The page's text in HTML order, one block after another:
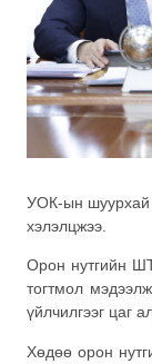
УОК-ын шуурхай
хэлэлцжээ.
Орон нутгийн
тогтмол
үйлчилгээг цаг
Хөдөө орон